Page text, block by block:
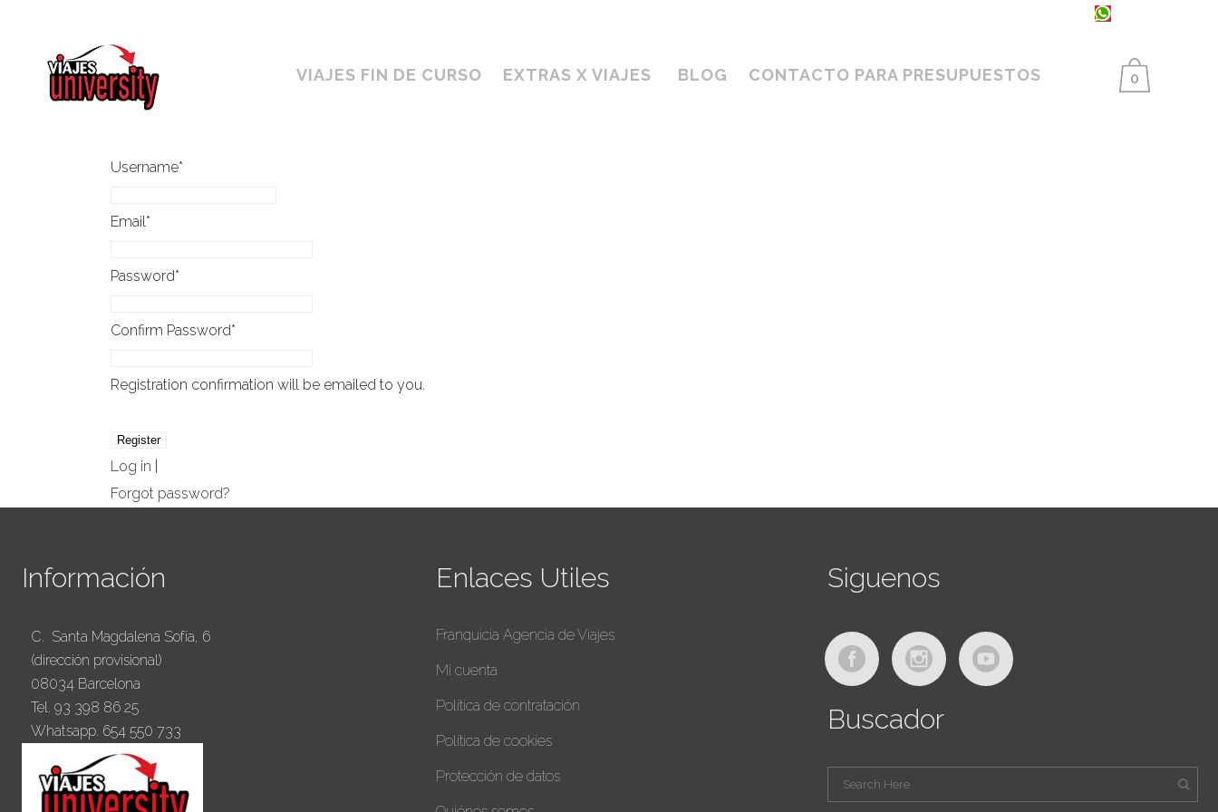
0
VIAJES FIN DE CURSO EXTRAS X VIAJES BLOG CONTACTO PARA PRESUPUESTOS
Username*
Email*
Password*
Confirm Password*
Registration confirmation will be emailed to you.
Log in
Forgot password?
Información
C. Santa Magdalena Sofía, 6
(dirección provisional)
08034 Barcelona
Tel. 93 398 86 25
Whatsapp. 654 550 733
Enlaces Utiles
Franquicia Agencia de Viajes
Mi cuenta
Política de contratación
Política de cookies
Protección de datos
Siguenos
Buscador